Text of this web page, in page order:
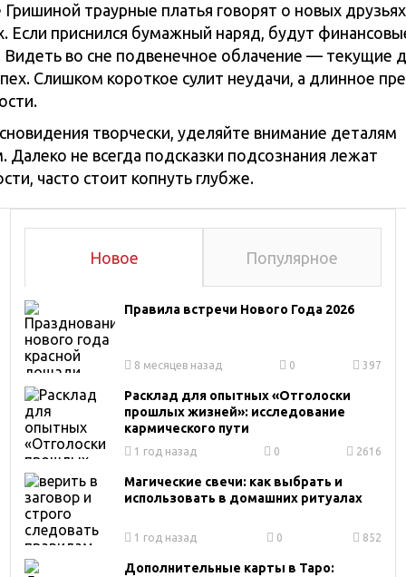
траурные платья говорят о новых друзьях
Если приснился бумажный наряд, будут
Видеть во сне подвенечное облачение — текущие
Слишком короткое сулит неудачи, а длинное
творчески, уделяйте внимание деталям
Далеко не всегда подсказки подсознания лежат
часто стоит копнуть глубже.
Новое Популярное
Правила встречи Нового Года 2026
8 месяцев назад 0 397
Расклад для опытных «Отголоски
прошлых жизней»: исследование
кармического пути
1 год назад 0 2616
Магические свечи: как выбрать и
использовать в домашних ритуалах
1 год назад 0 852
Дополнительные карты в Таро: